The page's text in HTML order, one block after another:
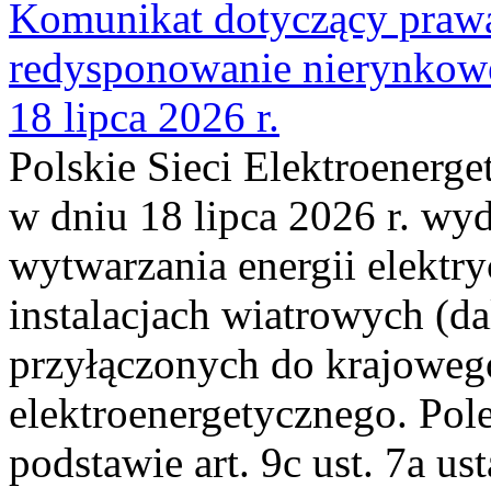
Komunikat dotyczący
redysponowanie
18 lipca 2026 r.
Polskie Sieci
w dniu 18 lipca 2026 r.
wytwarzania energii
instalacjach wiatrowych
przyłączonych do
elektroenergetycznego.
podstawie art. 9c ust. 7a